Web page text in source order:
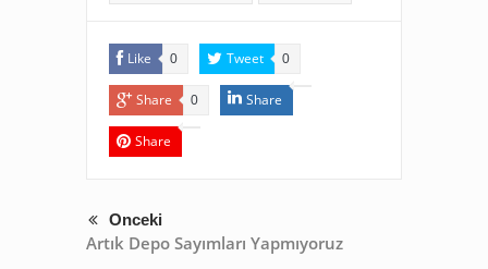
Like 0 Tweet 0
Share 0 Share
Share
Önceki
Artık Depo Sayımları Yapmıyoruz